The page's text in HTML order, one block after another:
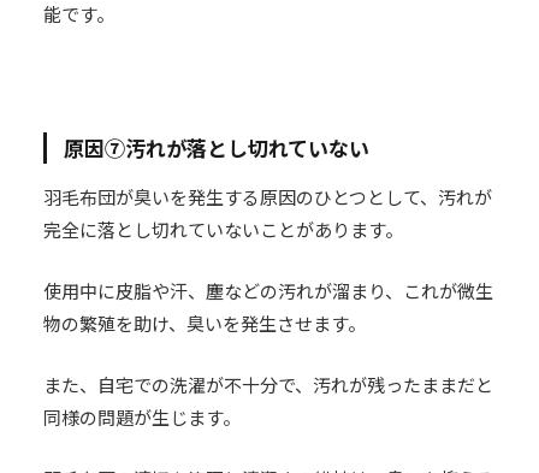
能です。
原因⑦汚れが落とし切れていない
羽毛布団が臭いを発生する原因のひとつとして、汚れが
完全に落とし切れていないことがあります。
使用中に皮脂や汗、塵などの汚れが溜まり、これが微生
物の繁殖を助け、臭いを発生させます。
また、自宅での洗濯が不十分で、汚れが残ったままだと
同様の問題が生じます。